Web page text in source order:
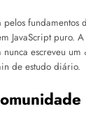
fundamentos
JavaScript puro.
escreveu um
de estudo diário.